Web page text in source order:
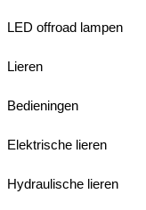
LED offroad lampen
Lieren
Bedieningen
Elektrische lieren
Hydraulische lieren